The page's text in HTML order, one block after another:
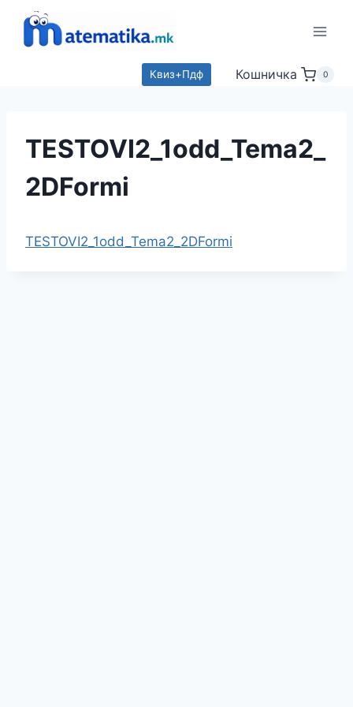
content
Квиз+Пдф Кошничка 0
TESTOVI2_1odd_Tema2_
2DFormi
TESTOVI2_1odd_Tema2_2DFormi